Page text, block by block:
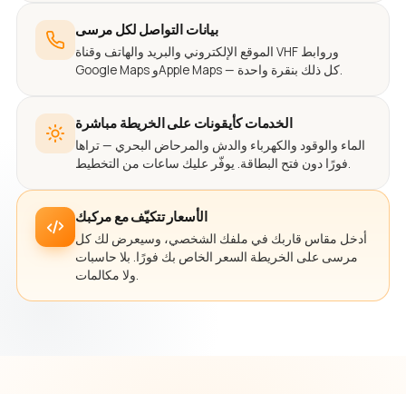
بيانات التواصل لكل مرسى
الموقع الإلكتروني والبريد والهاتف وقناة VHF وروابط
Google Maps وApple Maps — كل ذلك بنقرة واحدة.
الخدمات كأيقونات على الخريطة مباشرة
الماء والوقود والكهرباء والدش والمرحاض البحري — تراها
فورًا دون فتح البطاقة. يوفّر عليك ساعات من التخطيط.
الأسعار تتكيّف مع مركبك
أدخل مقاس قاربك في ملفك الشخصي، وسيعرض لك كل
مرسى على الخريطة السعر الخاص بك فورًا. بلا حاسبات
ولا مكالمات.